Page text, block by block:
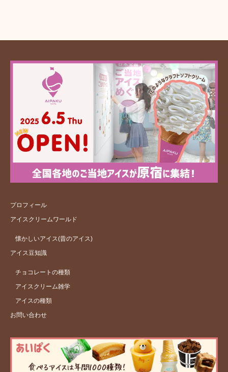
プロフィール
アイスクリームワールド
懐かしいアイス(昔のアイス)
アイス豆知識
チョコレートの種類
アイスクリーム雑学
アイスの種類
お問い合わせ